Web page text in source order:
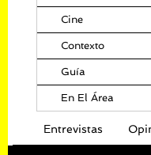
Cine
Contexto
Guía
En El Área
Entrevistas